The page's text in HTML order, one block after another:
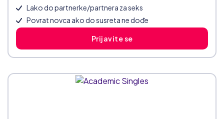
Lako do partnerke/partnera za seks
Povrat novca ako do susreta ne dođe
Prijavite se